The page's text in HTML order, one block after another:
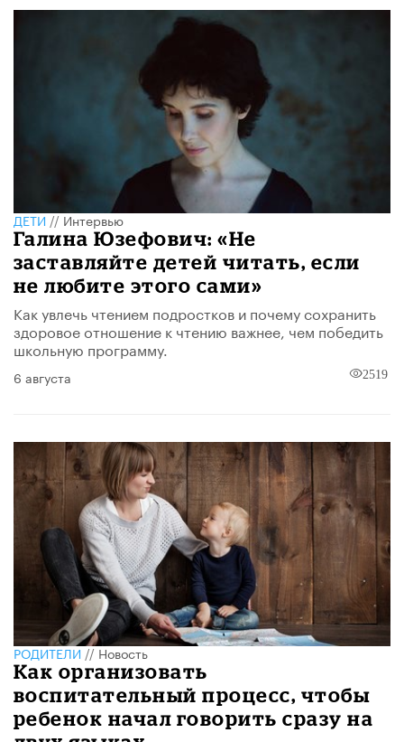
ДЕТИ//Интервью
Галина Юзефович: «Не
заставляйте детей читать, если
не любите этого сами»
Как увлечь чтением подростков и почему сохранить
здоровое отношение к чтению важнее, чем победить
школьную программу.
6 августа 2519
РОДИТЕЛИ//Новость
​Как организовать
воспитательный процесс, чтобы
ребенок начал говорить сразу на